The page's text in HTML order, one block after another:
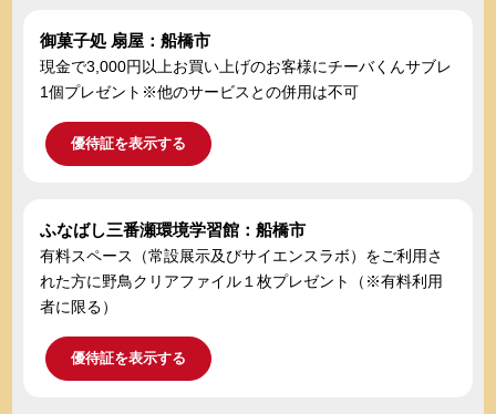
御菓子処 扇屋：船橋市
現金で3,000円以上お買い上げのお客様にチーバくんサブレ
1個プレゼント※他のサービスとの併用は不可
優待証を表示する
ふなばし三番瀬環境学習館：船橋市
有料スペース（常設展示及びサイエンスラボ）をご利用さ
れた方に野鳥クリアファイル１枚プレゼント（※有料利用
者に限る）
優待証を表示する